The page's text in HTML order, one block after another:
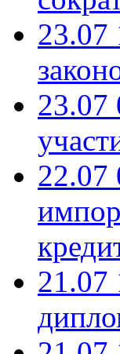
23.07
23.07
22.07
21.07